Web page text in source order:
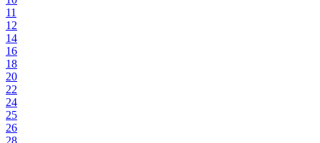
11
12
14
16
18
20
22
24
25
26
28